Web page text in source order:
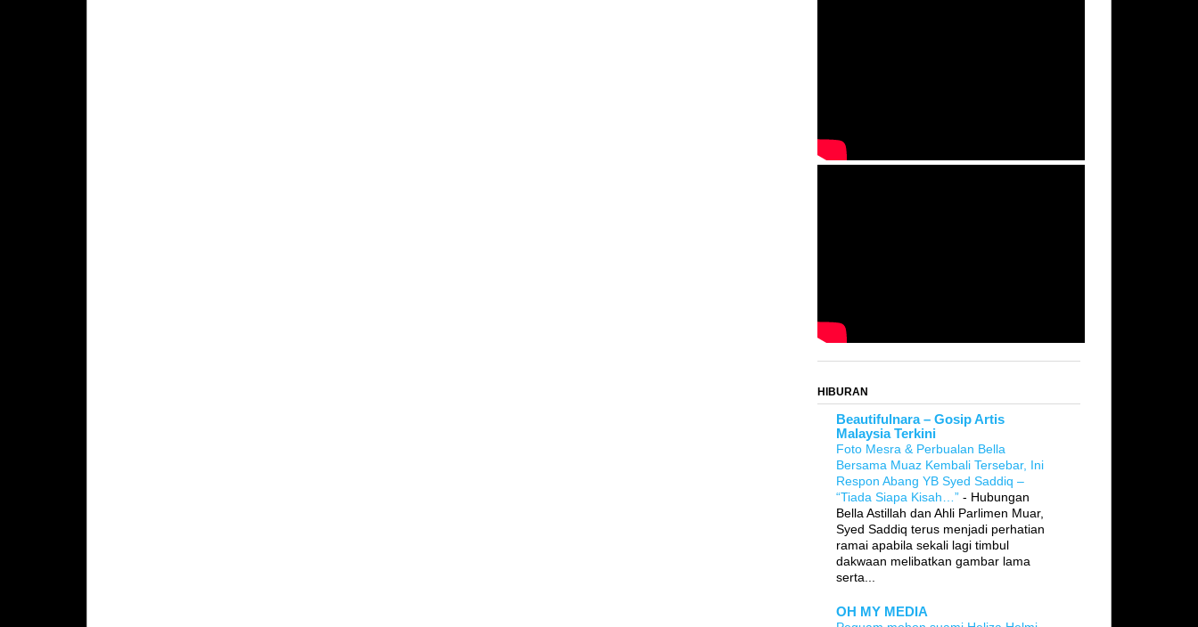
HIBURAN
Beautifulnara – Gosip Artis
Malaysia Terkini
Foto Mesra & Perbualan Bella
Bersama Muaz Kembali Tersebar, Ini
Respon Abang YB Syed Saddiq –
“Tiada Siapa Kisah…” - Hubungan
Bella Astillah dan Ahli Parlimen Muar,
Syed Saddiq terus menjadi perhatian
ramai apabila sekali lagi timbul
dakwaan melibatkan gambar lama
serta...
OH MY MEDIA